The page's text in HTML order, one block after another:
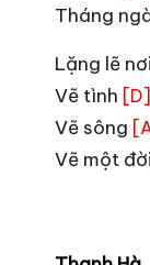
Tháng
Lặng lẽ nơi
Vẽ tình [D]
Vẽ sông
Vẽ một đời